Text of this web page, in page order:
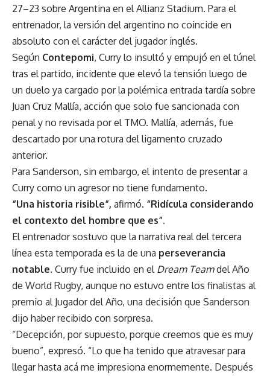
27–23 sobre Argentina en el Allianz Stadium. Para el
entrenador, la versión del argentino no coincide en
absoluto con el carácter del jugador inglés.
Según Contepomi, Curry lo insultó y empujó en el túnel
tras el partido, incidente que elevó la tensión luego de
un duelo ya cargado por la polémica entrada tardía sobre
Juan Cruz Mallía, acción que solo fue sancionada con
penal y no revisada por el TMO. Mallía, además, fue
descartado por una rotura del ligamento cruzado
anterior.
Para Sanderson, sin embargo, el intento de presentar a
Curry como un agresor no tiene fundamento.
“Una historia risible”, afirmó. “Ridícula considerando
el contexto del hombre que es”.
El entrenador sostuvo que la narrativa real del tercera
línea esta temporada es la de una perseverancia
notable. Curry fue incluido en el Dream Teamdel Año
de World Rugby, aunque no estuvo entre los finalistas al
premio al Jugador del Año, una decisión que Sanderson
dijo haber recibido con sorpresa.
“Decepción, por supuesto, porque creemos que es muy
bueno”, expresó. “Lo que ha tenido que atravesar para
llegar hasta acá me impresiona enormemente. Después